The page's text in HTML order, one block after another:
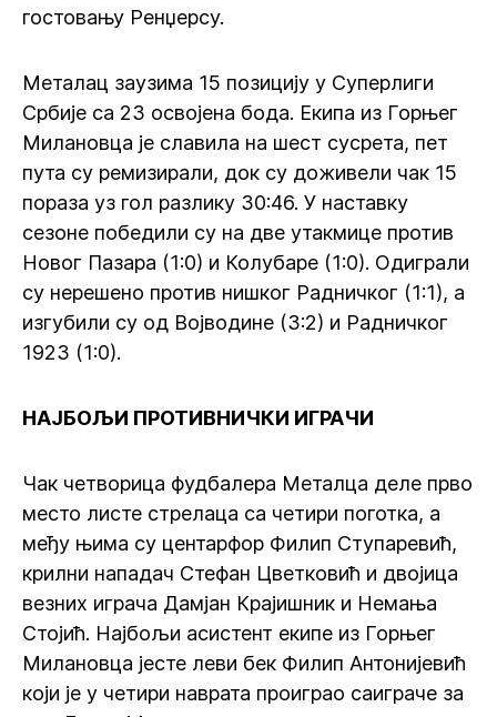
гостовању Ренџерсу.
Металац заузима 15 позицију у Суперлиги
Србије са 23 освојена бода. Екипа из Горњег
Милановца је славила на шест сусрета, пет
пута су ремизирали, док су доживели чак 15
пораза уз гол разлику 30:46. У наставку
сезоне победили су на две утакмице против
Новог Пазара (1:0) и Колубаре (1:0). Одиграли
су нерешено против нишког Радничког (1:1), а
изгубили су од Војводине (3:2) и Радничког
1923 (1:0).
НАЈБОЉИ ПРОТИВНИЧКИ ИГРАЧИ
Чак четворица фудбалера Металца деле прво
место листе стрелаца са четири поготка, а
међу њима су центарфор Филип Ступаревић,
крилни нападач Стефан Цветковић и двојица
везних играча Дамјан Крајишник и Немања
Стојић. Најбољи асистент екипе из Горњег
Милановца јесте леви бек Филип Антонијевић
који је у четири наврата проиграо саиграче за